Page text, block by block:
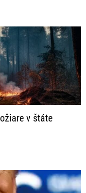
v štáte